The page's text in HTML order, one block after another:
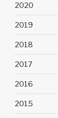
2020
2019
2018
2017
2016
2015